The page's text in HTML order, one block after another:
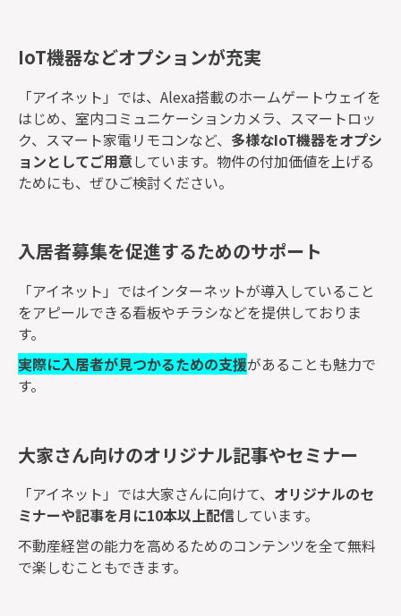
IoT機器などオプションが充実
「アイネット」では、Alexa搭載のホームゲートウェイを
はじめ、室内コミュニケーションカメラ、スマートロッ
ク、スマート家電リモコンなど、 多様なIoT機器をオプシ
ョンとしてご用意 しています。物件の付加価値を上げる
ためにも、ぜひご検討ください。
入居者募集を促進するためのサポート
「アイネット」ではインターネットが導入していること
をアピールできる看板やチラシなどを提供しておりま
す。
実際に入居者が見つかるための支援があることも魅力で
す。
大家さん向けのオリジナル記事やセミナー
「アイネット」では大家さんに向けて、 オリジナルのセ
ミナーや記事を月に10本以上配信しています。
不動産経営の能力を高めるためのコンテンツを全て無料
で楽しむこともできます。